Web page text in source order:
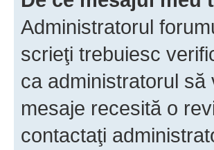
Administratorul
scrieţi trebuiesc
ca administratorul
mesaje recesită o
contactaţi